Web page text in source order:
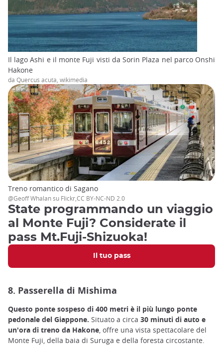
Il lago Ashi e il monte Fuji visti da Sorin Plaza nel parco Onshi
Hakone
da Quercus acuta, wikimedia
State programmando un viaggio
al Monte Fuji? Considerate il
pass Mt.Fuji-Shizuoka!
Il tuo pass
Treno romantico di Sagano
@Geoff Whalan su Flickr,CC BY-NC-ND 2.0
8. Passerella di Mishima
Questo ponte sospeso di 400 metri è il più lungo ponte
pedonale del Giappone. Situato a circa 30 minuti di auto e
un'ora di treno da Hakone, offre una vista spettacolare del
Monte Fuji, della baia di Suruga e della foresta circostante.